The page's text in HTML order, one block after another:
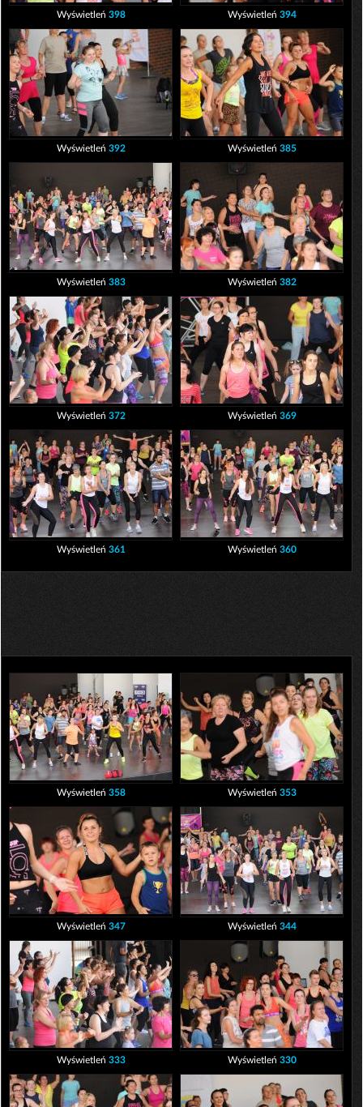
Wyświetleń 398 Wyświetleń 394
Wyświetleń 392 Wyświetleń 385
Wyświetleń 383 Wyświetleń 382
Wyświetleń 372 Wyświetleń 369
Wyświetleń 361 Wyświetleń 360
Wyświetleń 358 Wyświetleń 353
Wyświetleń 347 Wyświetleń 344
Wyświetleń 333 Wyświetleń 330